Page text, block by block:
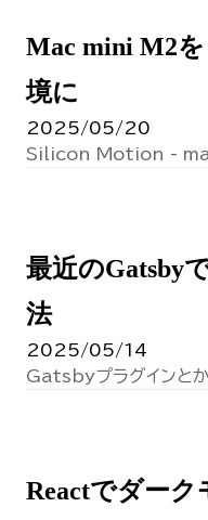
Mac mini M2
境に
2025/05/20
Silicon Motion -
最近のGatsby
法
2025/05/14
Gatsbyプラグインと
Reactでダーク